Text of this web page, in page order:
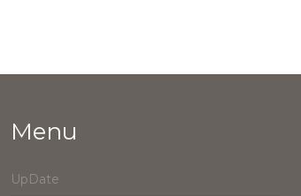
Menu
UpDate